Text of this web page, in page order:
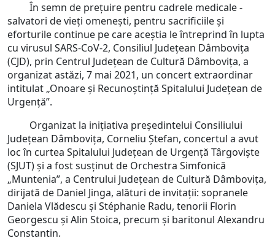
În semn de prețuire pentru cadrele medicale -
salvatori de vieți omenești, pentru sacrificiile și
eforturile continue pe care aceștia le întreprind în lupta
cu virusul SARS-CoV-2, Consiliul Județean Dâmbovița
(CJD), prin Centrul Județean de Cultură Dâmbovița, a
organizat astăzi, 7 mai 2021, un concert extraordinar
intitulat „Onoare și Recunoștință Spitalului Județean de
Urgență”.
Organizat la inițiativa președintelui Consiliului
Județean Dâmbovița, Corneliu Ștefan, concertul a avut
loc în curtea Spitalului Județean de Urgență Târgoviște
(SJUT) și a fost susținut de Orchestra Simfonică
„Muntenia”, a Centrului Județean de Cultură Dâmbovița,
dirijată de Daniel Jinga, alături de invitații: sopranele
Daniela Vlădescu și Stéphanie Radu, tenorii Florin
Georgescu și Alin Stoica, precum și baritonul Alexandru
Constantin.